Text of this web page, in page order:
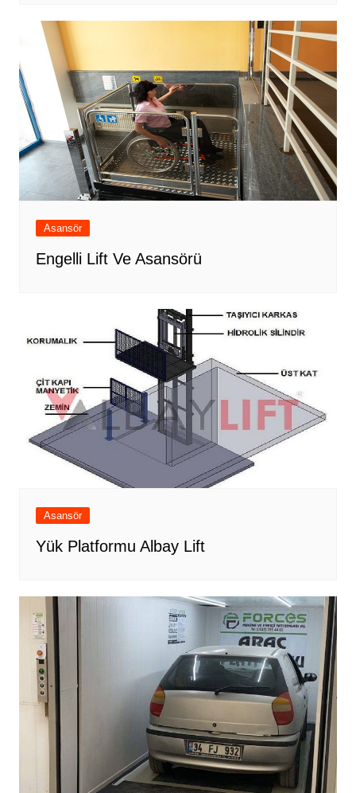
Asansör
Engelli Lift Ve Asansörü
Asansör
Yük Platformu Albay Lift